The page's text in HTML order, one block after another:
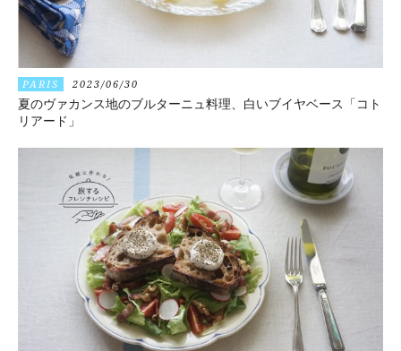
PARIS 2023/06/30
夏のヴァカンス地のブルターニュ料理、白いブイヤベース「コト
リアード」